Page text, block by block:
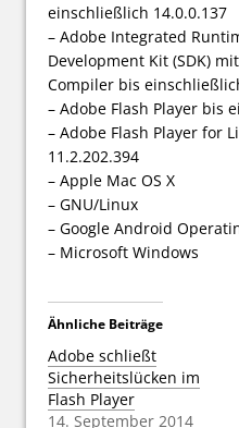
einschließlich 14.0.0.137
– Adobe Integrated
Development Kit (SDK) mit
Compiler bis
– Adobe Flash Player bis
– Adobe Flash Player for
11.2.202.394
– Apple Mac OS X
– GNU/Linux
– Google Android
– Microsoft Windows
Ähnliche Beiträge
Adobe schließt
Sicherheitslücken im
Flash Player
14. September 2014